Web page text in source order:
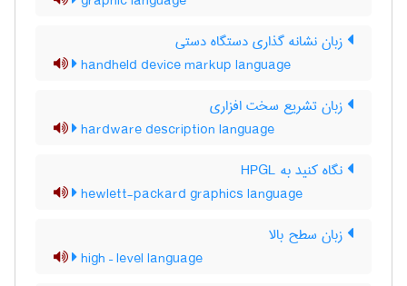
زبان نشانه گذاری دستگاه دستی
handheld device markup language
زبان تشریع سخت افزاری
hardware description language
نگاه کنید به ‎ HPGL
hewlett-packard graphics language
زبان سطح بالا
high – level language